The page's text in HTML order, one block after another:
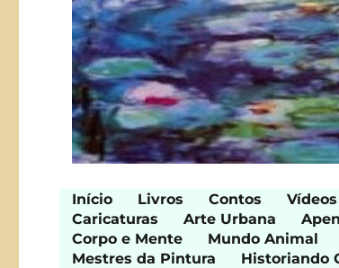
Início Livros Contos Vídeos
Caricaturas
Arte Urbana
Corpo e Mente
Mundo Animal
Mestres da Pintura
Historiando